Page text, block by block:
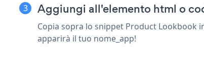
Aggiungi all'elemento html o
Copia sopra lo snippet Product Lookbook
apparirà il tuo nome_app!